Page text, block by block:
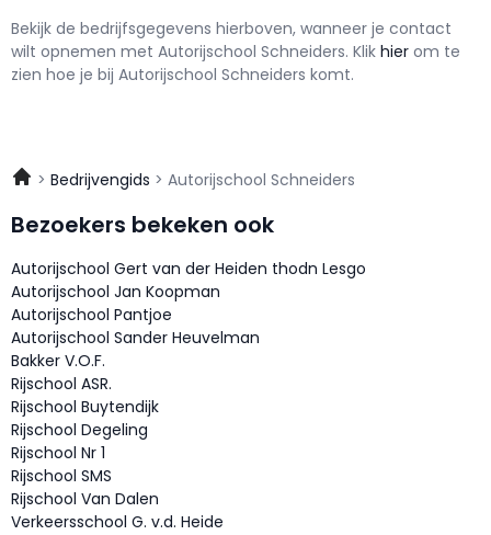
Bekijk de bedrijfsgegevens hierboven, wanneer je contact
wilt opnemen met Autorijschool Schneiders. Klik hier om te
zien hoe je bij Autorijschool Schneiders komt.
Bedrijvengids Autorijschool Schneiders
Bezoekers bekeken ook
Autorijschool Gert van der Heiden thodn Lesgo
Autorijschool Jan Koopman
Autorijschool Pantjoe
Autorijschool Sander Heuvelman
Bakker V.O.F.
Rijschool ASR.
Rijschool Buytendijk
Rijschool Degeling
Rijschool Nr 1
Rijschool SMS
Rijschool Van Dalen
Verkeersschool G. v.d. Heide